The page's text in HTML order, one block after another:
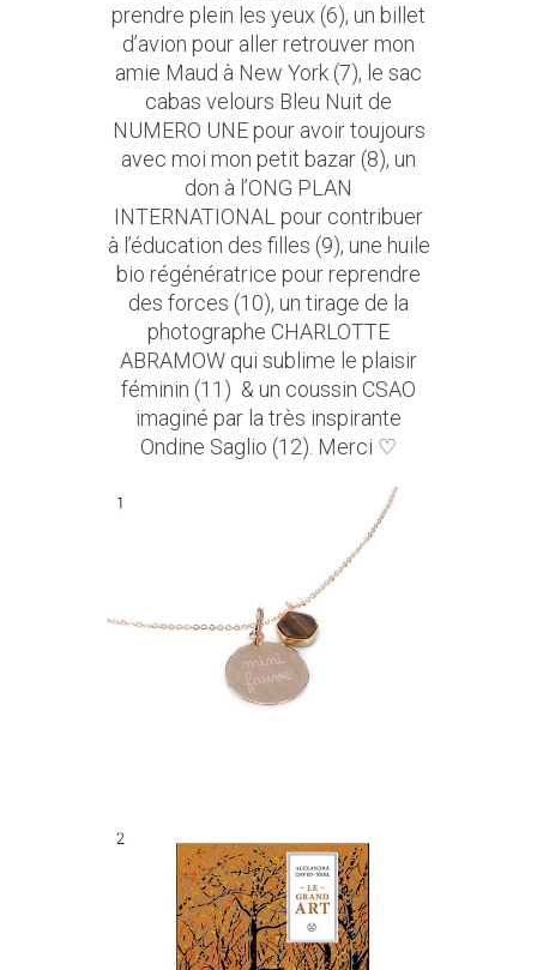
prendre plein les yeux (6), un billet
d’avion pour aller retrouver mon
amie Maud à New York (7), le sac
cabas velours Bleu Nuit de
NUMERO UNE pour avoir toujours
avec moi mon petit bazar (8), un
don à l’ONG PLAN
INTERNATIONAL pour contribuer
à l’éducation des filles (9), une huile
bio régénératrice pour reprendre
des forces (10), un tirage de la
photographe CHARLOTTE
ABRAMOW qui sublime le plaisir
féminin (11) & un coussin CSAO
imaginé par la très inspirante
Ondine Saglio (12) . Merci ♡